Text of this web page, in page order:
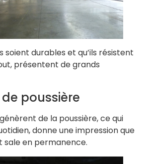
soient durables et qu’ils résistent
présentent de grands
poussière
de la poussière, ce qui
donne une impression que
sale en permanence.